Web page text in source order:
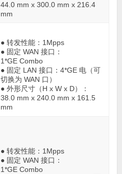
44.0 mm x 300.0 mm x 216.4
mm
● 转发性能：1Mpps
● 固定 WAN 接口：
1*GE Combo
● 固定 LAN 接口：4*GE 电（可
切换为 WAN 口）
● 外形尺寸（H x W x D）：
38.0 mm x 240.0 mm x 161.5
mm
● 转发性能：1Mpps
● 固定 WAN 接口：
1*GE Combo